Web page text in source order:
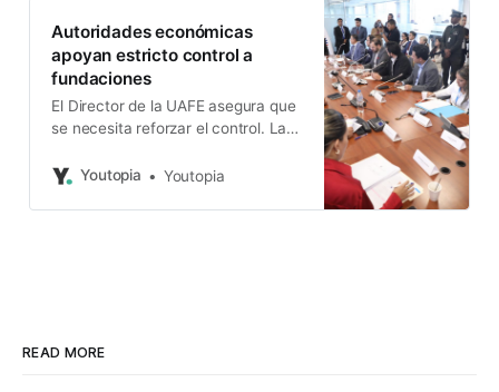
Autoridades económicas
apoyan estricto control a
fundaciones
El Director de la UAFE asegura que
se necesita reforzar el control. La
Solidaria plantea supervisión
Youtopia Youtopia
READ MORE